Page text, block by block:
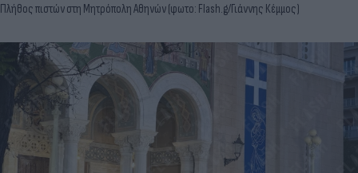
Πλήθος πιστών στη Μητρόπολη Αθηνών (φωτο: Flash.g/Γιάννης Κέμμος)